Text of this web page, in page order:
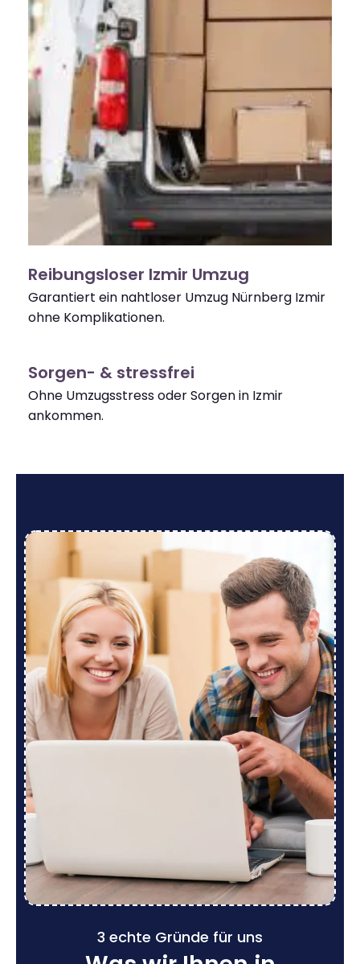
Reibungsloser Izmir Umzug
Garantiert ein nahtloser Umzug Nürnberg Izmir
ohne Komplikationen.
Sorgen- & stressfrei
Ohne Umzugsstress oder Sorgen in Izmir
ankommen.
3 echte Gründe für uns